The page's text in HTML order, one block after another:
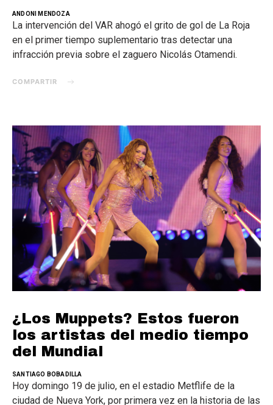
ANDONI MENDOZA
La intervención del VAR ahogó el grito de gol de La Roja
en el primer tiempo suplementario tras detectar una
infracción previa sobre el zaguero Nicolás Otamendi.
COMPARTIR
¿Los Muppets? Estos fueron
los artistas del medio tiempo
del Mundial
SANTIAGO BOBADILLA
Hoy domingo 19 de julio, en el estadio Metflife de la
ciudad de Nueva York, por primera vez en la historia de las